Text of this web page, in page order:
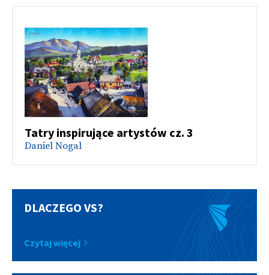
Tatry inspirujące artystów cz. 3
Daniel Nogal
DLACZEGO VS?
Czytaj więcej